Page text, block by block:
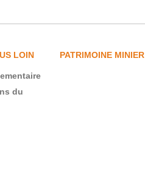
LOIN
du
PATRIMOINE MINIER